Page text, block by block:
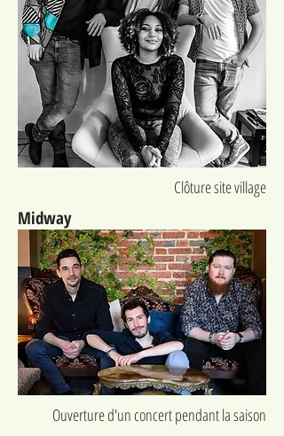
Clôture site village
Midway
Ouverture d'un concert pendant la saison